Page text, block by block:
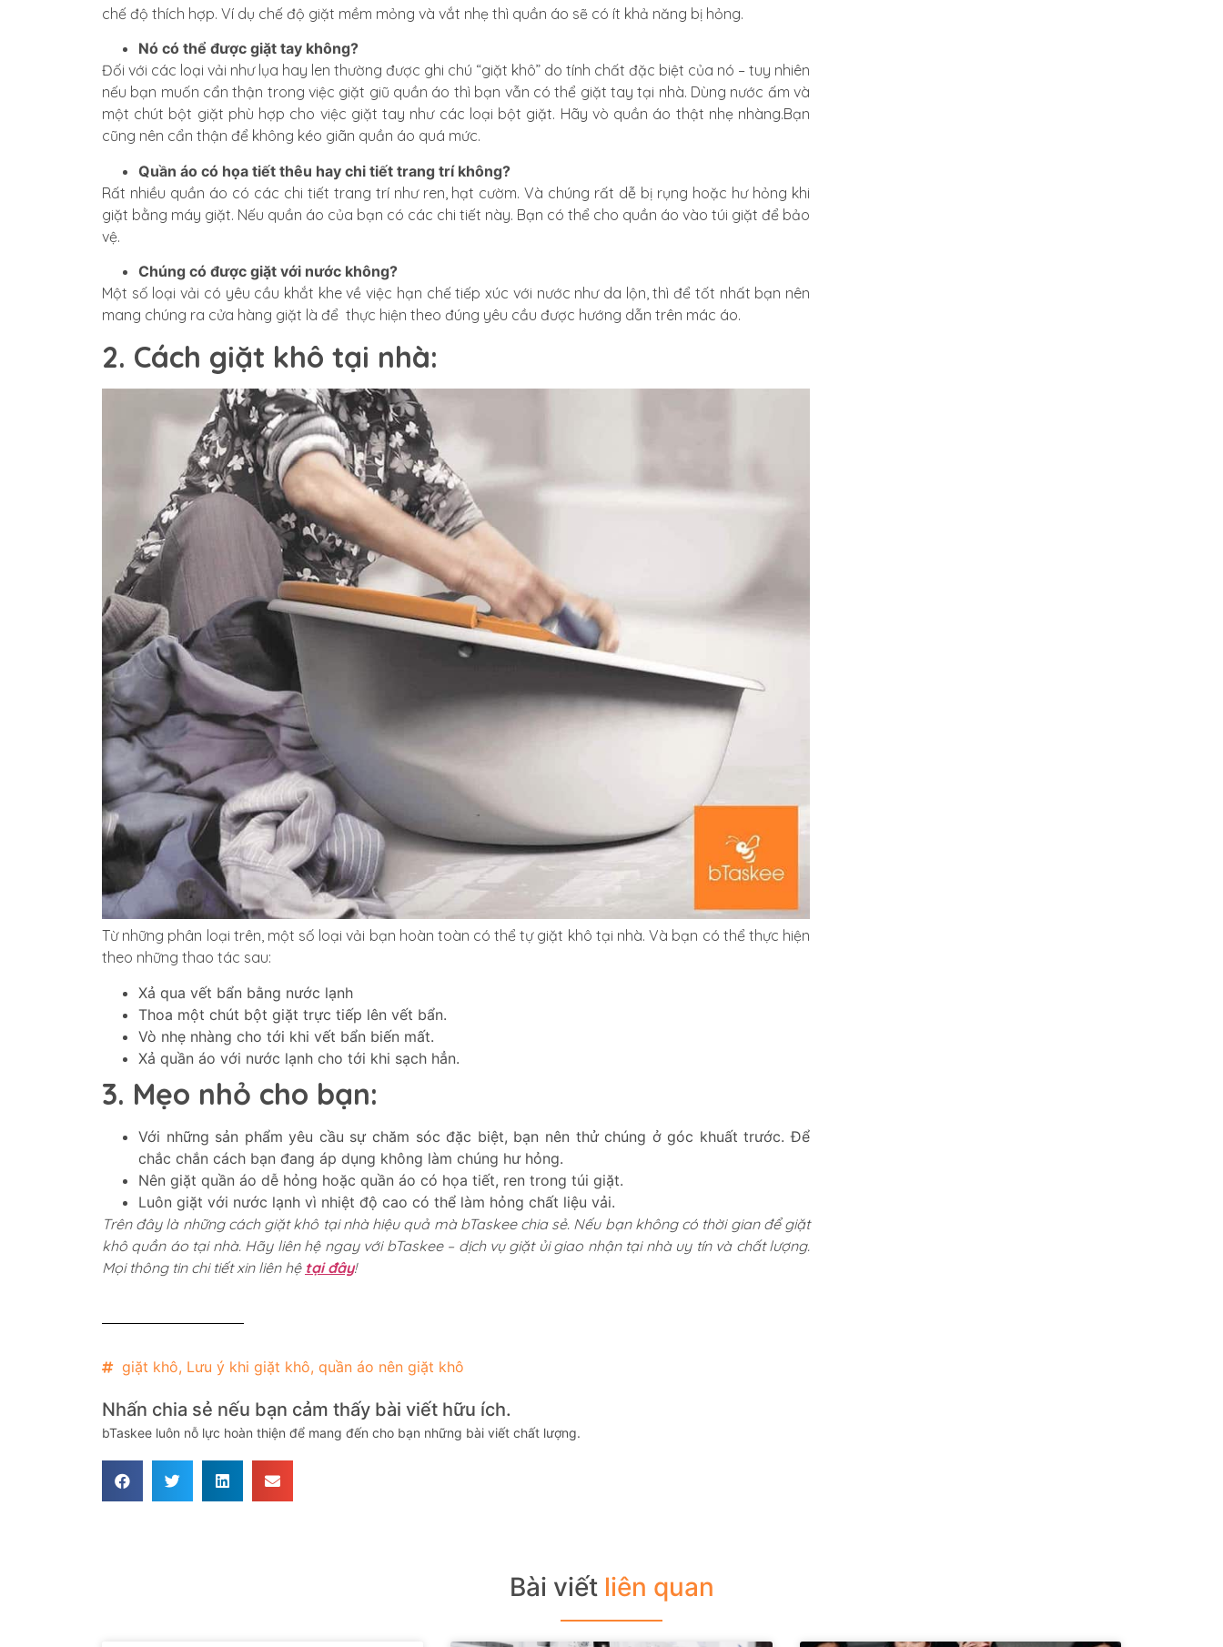
chế độ thích hợp. Ví dụ chế độ giặt mềm mỏng và vắt nhẹ thì quần áo sẽ có ít khả năng bị hỏng.
Nó có thể được giặt tay không?
Đối với các loại vải như lụa hay len thường được ghi chú “giặt khô” do tính chất đặc biệt của nó – tuy nhiên
nếu bạn muốn cẩn thận trong việc giặt giũ quần áo thì bạn vẫn có thể giặt tay tại nhà. Dùng nước ấm và
một chút bột giặt phù hợp cho việc giặt tay như các loại bột giặt. Hãy vò quần áo thật nhẹ nhàng.Bạn
cũng nên cẩn thận để không kéo giãn quần áo quá mức.
Quần áo có họa tiết thêu hay chi tiết trang trí không?
Rất nhiều quần áo có các chi tiết trang trí như ren, hạt cườm. Và chúng rất dễ bị rụng hoặc hư hỏng khi
giặt bằng máy giặt. Nếu quần áo của bạn có các chi tiết này. Bạn có thể cho quần áo vào túi giặt để bảo
vệ.
Chúng có được giặt với nước không?
Một số loại vải có yêu cầu khắt khe về việc hạn chế tiếp xúc với nước như da lộn, thì để tốt nhất bạn nên
mang chúng ra cửa hàng giặt là để thực hiện theo đúng yêu cầu được hướng dẫn trên mác áo.
2. Cách giặt khô tại nhà:
Từ những phân loại trên, một số loại vải bạn hoàn toàn có thể tự giặt khô tại nhà. Và bạn có thể thực hiện
theo những thao tác sau:
Xả qua vết bẩn bằng nước lạnh
Thoa một chút bột giặt trực tiếp lên vết bẩn.
Vò nhẹ nhàng cho tới khi vết bẩn biến mất.
Xả quần áo với nước lạnh cho tới khi sạch hẳn.
3. Mẹo nhỏ cho bạn:
Với những sản phẩm yêu cầu sự chăm sóc đặc biệt, bạn nên thử chúng ở góc khuất trước. Để
chắc chắn cách bạn đang áp dụng không làm chúng hư hỏng.
Nên giặt quần áo dễ hỏng hoặc quần áo có họa tiết, ren trong túi giặt.
Luôn giặt với nước lạnh vì nhiệt độ cao có thể làm hỏng chất liệu vải.
Trên đây là những cách giặt khô tại nhà hiệu quả mà bTaskee chia sẻ. Nếu bạn không có thời gian để giặt
khô quần áo tại nhà. Hãy liên hệ ngay với bTaskee – dịch vụ giặt ủi giao nhận tại nhà uy tín và chất lượng.
Mọi thông tin chi tiết xin liên hệ tại đây!
giặt khô, Lưu ý khi giặt khô, quần áo nên giặt khô
Nhấn chia sẻ nếu bạn cảm thấy bài viết hữu ích.
bTaskee luôn nỗ lực hoàn thiện để mang đến cho bạn những bài viết chất lượng.
Bài viết liên quan